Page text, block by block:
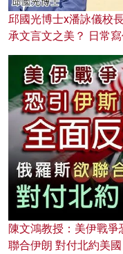
邱國光博士x潘詠儀校
承文言文之美？ 日常
陳文鴻教授：美伊戰
聯合伊朗 對付北約美國